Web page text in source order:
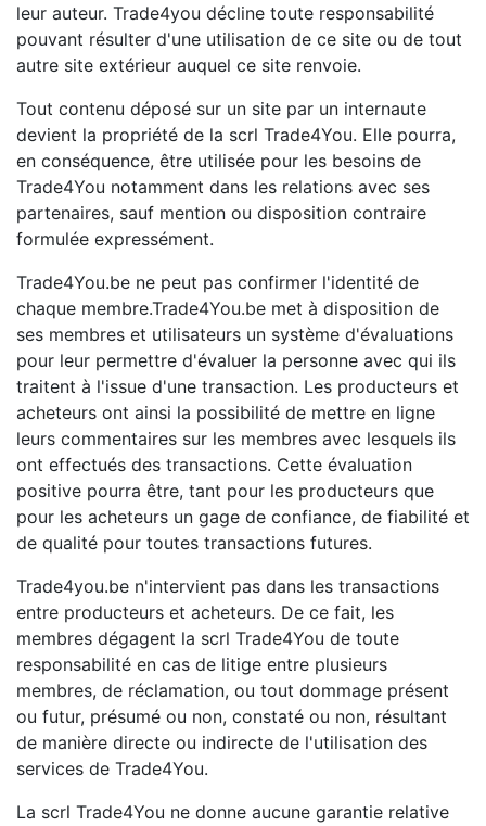
leur auteur. Trade4you décline toute responsabilité
pouvant résulter d'une utilisation de ce site ou de tout
autre site extérieur auquel ce site renvoie.
Tout contenu déposé sur un site par un internaute
devient la propriété de la scrl Trade4You. Elle pourra,
en conséquence, être utilisée pour les besoins de
Trade4You notamment dans les relations avec ses
partenaires, sauf mention ou disposition contraire
formulée expressément.
Trade4You.be ne peut pas confirmer l'identité de
chaque membre.Trade4You.be met à disposition de
ses membres et utilisateurs un système d'évaluations
pour leur permettre d'évaluer la personne avec qui ils
traitent à l'issue d'une transaction. Les producteurs et
acheteurs ont ainsi la possibilité de mettre en ligne
leurs commentaires sur les membres avec lesquels ils
ont effectués des transactions. Cette évaluation
positive pourra être, tant pour les producteurs que
pour les acheteurs un gage de confiance, de fiabilité et
de qualité pour toutes transactions futures.
Trade4you.be n'intervient pas dans les transactions
entre producteurs et acheteurs. De ce fait, les
membres dégagent la scrl Trade4You de toute
responsabilité en cas de litige entre plusieurs
membres, de réclamation, ou tout dommage présent
ou futur, présumé ou non, constaté ou non, résultant
de manière directe ou indirecte de l'utilisation des
services de Trade4You.
La scrl Trade4You ne donne aucune garantie relative